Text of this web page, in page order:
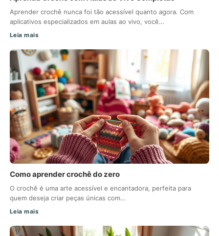
Aprender crochê nunca foi tão acessível quanto agora. Com
aplicativos especializados em aulas ao vivo, você…
Leia mais
Como aprender crochê do zero
O crochê é uma arte acessível e encantadora, perfeita para
quem deseja criar peças únicas com…
Leia mais